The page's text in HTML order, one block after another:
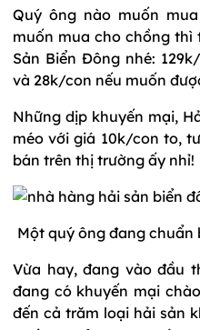
Quý ông nào muốn
muốn mua cho chồng thì
Sản Biển Đông nhé:
và 28k/con nếu muốn
Những dịp khuyến mại,
méo với giá 10k/con to,
bán trên thị trường ấy nhỉ!
Một quý ông đang
Vừa hay, đang vào đầu
đang có khuyến mại
đến cả trăm loại hải sản